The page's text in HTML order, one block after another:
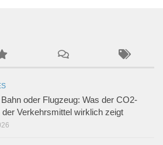
oder Flugzeug: Was der CO2-
der Verkehrsmittel wirklich zeigt